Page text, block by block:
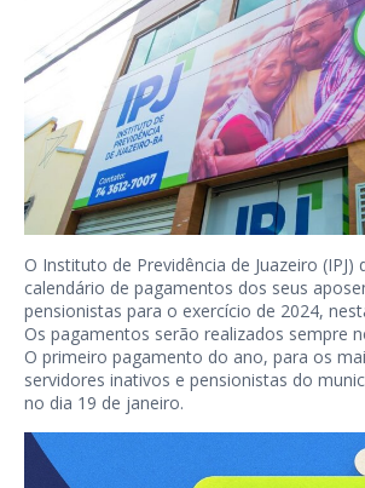
O Instituto de Previdência de Juazeiro (IPJ)
calendário de pagamentos dos seus
pensionistas para o exercício de 2024,
Os pagamentos serão realizados sempre
O primeiro pagamento do ano, para os
servidores inativos e pensionistas do
no dia 19 de janeiro.